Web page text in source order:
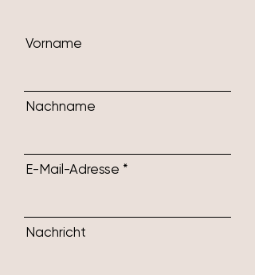
Vorname
Nachname
E-Mail-Adresse
Nachricht